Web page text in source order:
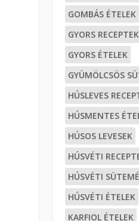
GOMBÁS ÉTELEK
GYORS
GYORS ÉTELEK
GYÜMÖLCSÖS
HÚSLEVES
HÚSMENTES
HÚSOS LEVESEK
HÚSVÉTI
HÚSVÉTI
HÚSVÉTI ÉTELEK
KARFIOL ÉTELEK